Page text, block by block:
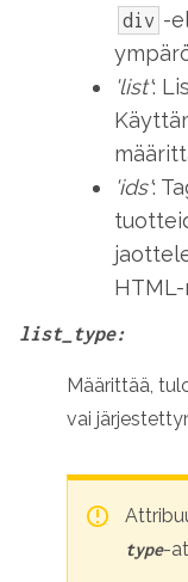
div -
'list':
'ids':
list_type:
Määrittää,
vai
type-